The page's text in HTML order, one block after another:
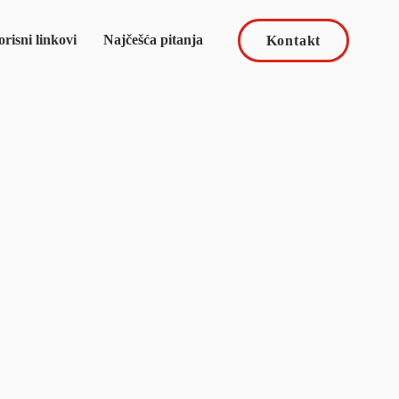
linkovi Najčešća pitanja Kontakt